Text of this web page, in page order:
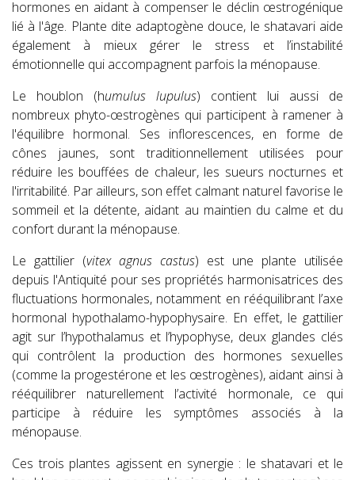
hormones en aidant à compenser le déclin œstrogénique
lié à l'âge. Plante dite adaptogène douce, le shatavari aide
également à mieux gérer le stress et l’instabilité
émotionnelle qui accompagnent parfois la ménopause.
Le houblon (humulus lupulus) contient lui aussi de
nombreux phyto-œstrogènes qui participent à ramener à
l'équilibre hormonal. Ses inflorescences, en forme de
cônes jaunes, sont traditionnellement utilisées pour
réduire les bouffées de chaleur, les sueurs nocturnes et
l'irritabilité. Par ailleurs, son effet calmant naturel favorise le
sommeil et la détente, aidant au maintien du calme et du
confort durant la ménopause.
Le gattilier (vitex agnus castus) est une plante utilisée
depuis l'Antiquité pour ses propriétés harmonisatrices des
fluctuations hormonales, notamment en rééquilibrant l’axe
hormonal hypothalamo-hypophysaire. En effet, le gattilier
agit sur l’hypothalamus et l’hypophyse, deux glandes clés
qui contrôlent la production des hormones sexuelles
(comme la progestérone et les œstrogènes), aidant ainsi à
rééquilibrer naturellement l’activité hormonale, ce qui
participe à réduire les symptômes associés à la
ménopause.
Ces trois plantes agissent en synergie : le shatavari et le